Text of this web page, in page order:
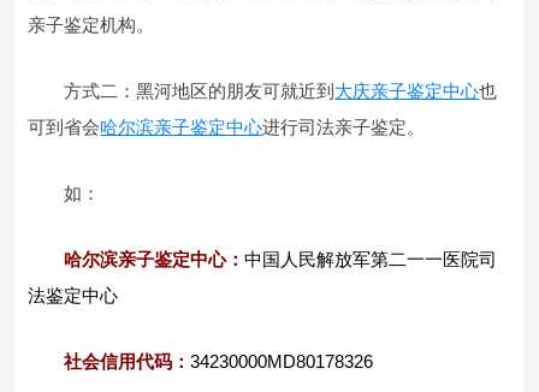
亲子鉴定机构。
方式二：黑河地区的朋友可就近到 大庆亲子鉴定中心也
可到省会哈尔滨亲子鉴定中心进行司法亲子鉴定。
如：
哈尔滨亲子鉴定中心：中国人民解放军第二一一医院司
法鉴定中心
社会信用代码：34230000MD80178326